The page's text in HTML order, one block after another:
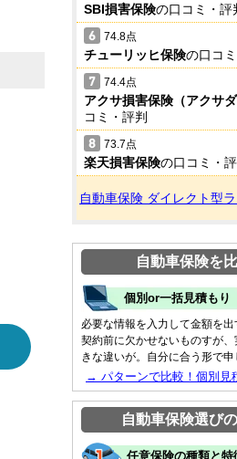
SBI損害保険の口コミ・評
74.8点
チューリッヒ保険の口コ
74.4点
アクサ損害保険（アクサダ
コミ・評判
73.7点
楽天損害保険の口コミ・評
自動車保険 ダイレクト型
自動車保険を
個別or一括見積も
必要な情報を入力して金額を出
契約前に欠かせないものすが
きな違いが。自分に合う形で申
→ パターンで比較！個別見
自動車保険選び
任意保険の種類と特